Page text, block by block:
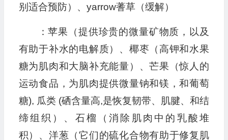
别适合预防）、yarrow蓍草（缓解）
：苹果（提供珍贵的微量矿物质，以及
有助于补水的电解质）、椰枣（高钾和水果
糖为肌肉和大脑补充能量）、芒果（惊人的
运动食品，为肌肉提供微量钠和镁，和葡萄
糖), 瓜类 (硒含量高,是恢复韧带、肌腱、和结
缔组织）、石榴（消除肌肉中的乳酸堆
积）、洋葱（它们的硫化合物有助于修复肌